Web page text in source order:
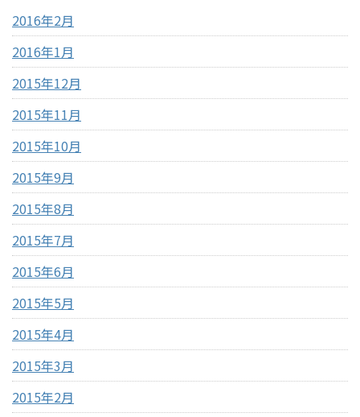
2016年2月
2016年1月
2015年12月
2015年11月
2015年10月
2015年9月
2015年8月
2015年7月
2015年6月
2015年5月
2015年4月
2015年3月
2015年2月